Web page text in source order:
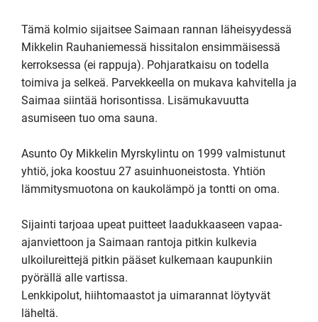
Tämä kolmio sijaitsee Saimaan rannan läheisyydessä
Mikkelin Rauhaniemessä hissitalon ensimmäisessä
kerroksessa (ei rappuja). Pohjaratkaisu on todella
toimiva ja selkeä. Parvekkeella on mukava kahvitella ja
Saimaa siintää horisontissa. Lisämukavuutta
asumiseen tuo oma sauna.
Asunto Oy Mikkelin Myrskylintu on 1999 valmistunut
yhtiö, joka koostuu 27 asuinhuoneistosta. Yhtiön
lämmitysmuotona on kaukolämpö ja tontti on oma.
Sijainti tarjoaa upeat puitteet laadukkaaseen vapaa-
ajanviettoon ja Saimaan rantoja pitkin kulkevia
ulkoilureittejä pitkin pääset kulkemaan kaupunkiin
pyörällä alle vartissa.
Lenkkipolut, hiihtomaastot ja uimarannat löytyvät
läheltä.